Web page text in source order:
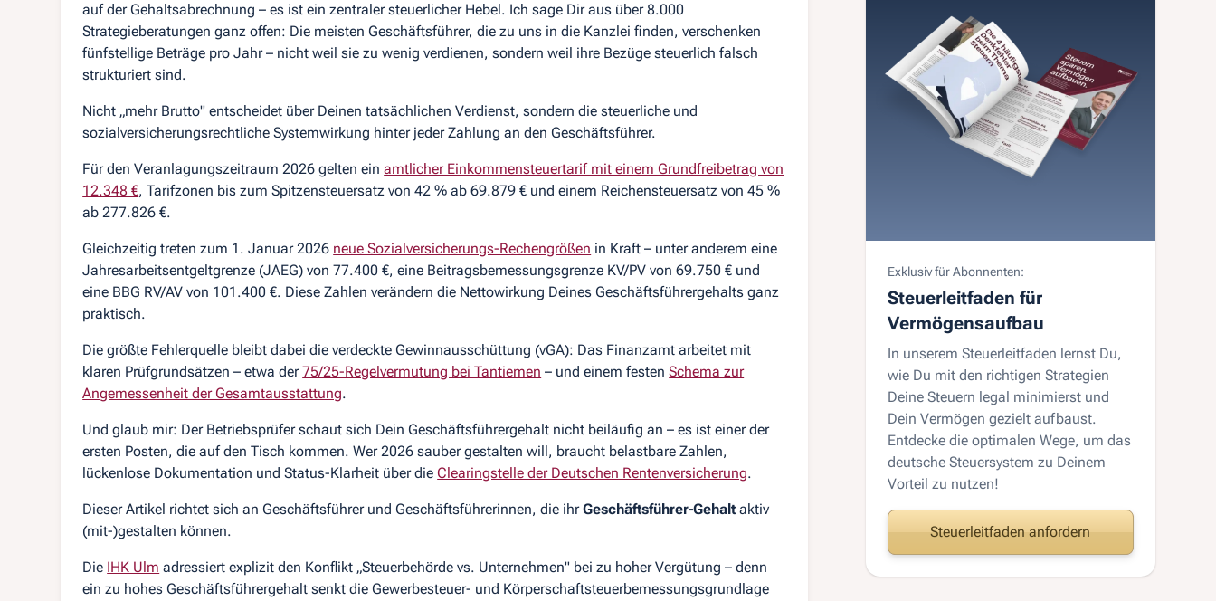
auf der Gehaltsabrechnung – es ist ein zentraler steuerlicher Hebel. Ich sage Dir aus über 8.000
Strategieberatungen ganz offen: Die meisten Geschäftsführer, die zu uns in die Kanzlei finden, verschenken
fünfstellige Beträge pro Jahr – nicht weil sie zu wenig verdienen, sondern weil ihre Bezüge steuerlich falsch
strukturiert sind.
Nicht „mehr Brutto" entscheidet über Deinen tatsächlichen Verdienst, sondern die steuerliche und
sozialversicherungsrechtliche Systemwirkung hinter jeder Zahlung an den Geschäftsführer.
Für den Veranlagungszeitraum 2026 gelten einamtlicher Einkommensteuertarif mit einem Grundfreibetrag von
12.348 €, Tarifzonen bis zum Spitzensteuersatz von 42 % ab 69.879 € und einem Reichensteuersatz von 45 %
ab 277.826 €.
Gleichzeitig treten zum 1. Januar 2026 neue Sozialversicherungs-Rechengrößen in Kraft – unter anderem eine
Jahresarbeitsentgeltgrenze (JAEG) von 77.400 €, eine Beitragsbemessungsgrenze KV/PV von 69.750 € und
eine BBG RV/AV von 101.400 €. Diese Zahlen verändern die Nettowirkung Deines Geschäftsführergehalts ganz
praktisch.
Die größte Fehlerquelle bleibt dabei die verdeckte Gewinnausschüttung (vGA): Das Finanzamt arbeitet mit
klaren Prüfgrundsätzen – etwa der75/25-Regelvermutung bei Tantiemen – und einem festenSchema zur
Angemessenheit der Gesamtausstattung.
Und glaub mir: Der Betriebsprüfer schaut sich Dein Geschäftsführergehalt nicht beiläufig an – es ist einer der
ersten Posten, die auf den Tisch kommen. Wer 2026 sauber gestalten will, braucht belastbare Zahlen,
lückenlose Dokumentation und Status-Klarheit über dieClearingstelle der Deutschen Rentenversicherung.
Dieser Artikel richtet sich an Geschäftsführer und Geschäftsführerinnen, die ihrGeschäftsführer-Gehaltaktiv
(mit-)gestalten können.
Die IHK Ulm adressiert explizit den Konflikt „Steuerbehörde vs. Unternehmen" bei zu hoher Vergütung – denn
ein zu hohes Geschäftsführergehalt senkt die Gewerbesteuer- und Körperschaftsteuerbemessungsgrundlage
Exklusiv für Abonnenten:
Steuerleitfaden für
Vermögensaufbau
In unserem Steuerleitfaden lernst Du,
wie Du mit den richtigen Strategien
Deine Steuern legal minimierst und
Dein Vermögen gezielt aufbaust.
Entdecke die optimalen Wege, um das
deutsche Steuersystem zu Deinem
Vorteil zu nutzen!
Steuerleitfaden anfordern